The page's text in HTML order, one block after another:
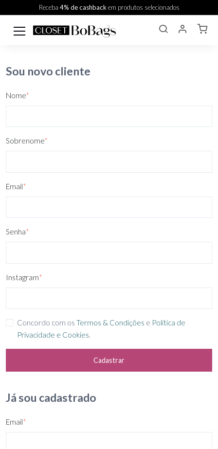
Receba 4% de cashbackem produtos selecionados
Sou novo cliente
Nome*
Sobrenome*
Email*
Senha*
Instagram*
Concordo com os Termos & Condições e Política de
Privacidade e Cookies.
Cadastrar
Já sou cadastrado
Email*